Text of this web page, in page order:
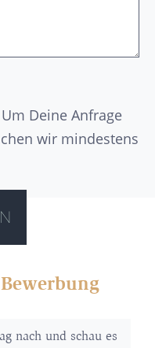
Deine Anfrage
wir mindestens
nach und schau es